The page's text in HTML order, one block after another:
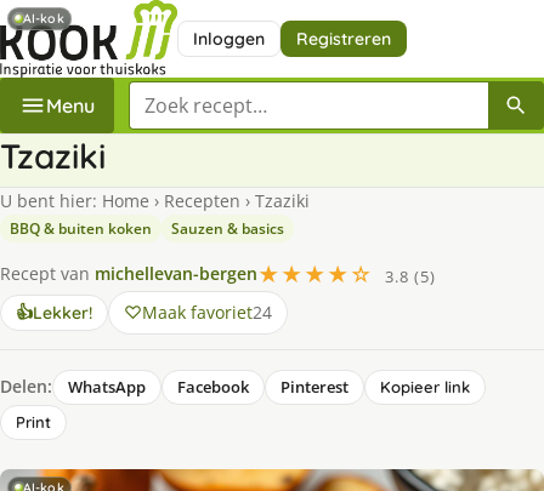
Inloggen Registreren
Menu Zoek een recept
Tzaziki
U bent hier: Home › Recepten › Tzaziki
BBQ & buiten koken Sauzen & basics
Recept van michellevan-bergen★★★★☆
3.8 (5)
👍Lekker! Maak favoriet24
Delen: WhatsApp Facebook Pinterest
Kopieer link
Print
AI-kok